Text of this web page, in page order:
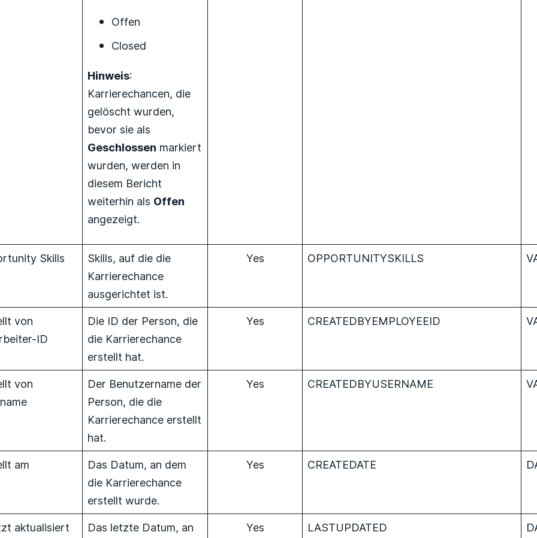
Offen
Closed
Hinweis:
Karrierechancen, die
gelöscht wurden,
bevor sie als
Geschlossen markiert
wurden, werden in
diesem Bericht
weiterhin als Offen
angezeigt.
Skills
Skills, auf die die
Karrierechance
ausgerichtet ist.
Yes OPPORTUNITYSKILLS
von
ID
Die ID der Person, die
die Karrierechance
erstellt hat.
Yes CREATEDBYEMPLOYEEID
von
Der Benutzername der
Person, die die
Karrierechance erstellt
hat.
Yes CREATEDBYUSERNAME
am
Das Datum, an dem
die Karrierechance
erstellt wurde.
Yes CREATEDATE
aktualisiert
Das letzte Datum, an
Yes LASTUPDATED